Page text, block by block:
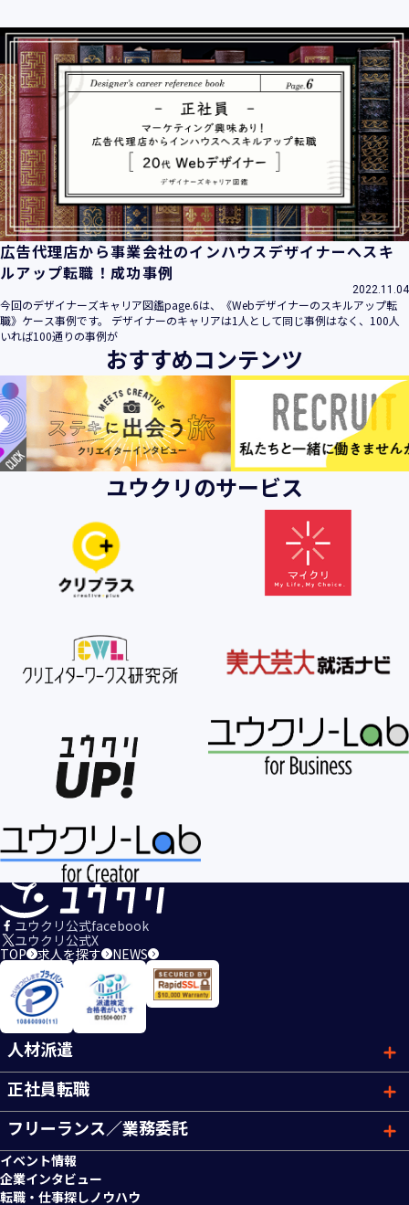
広告代理店から事業会社のインハウスデザイナーへスキ
ルアップ転職！成功事例
2022.11.04
今回のデザイナーズキャリア図鑑page.6は、《Webデザイナーのスキルアップ転
職》ケース事例です。 デザイナーのキャリアは1人として同じ事例はなく、100人
いれば100通りの事例が
おすすめコンテンツ
ユウクリのサービス
ユウクリ公式facebook
ユウクリ公式X
TOP 求人を探す NEWS
人材派遣
正社員転職
フリーランス／業務委託
イベント情報
企業インタビュー
転職・仕事探しノウハウ